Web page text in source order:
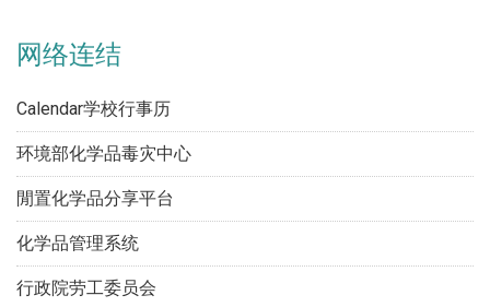
网络连结
Calendar学校行事历
环境部化学品毒灾中心
閒置化学品分享平台
化学品管理系统
行政院劳工委员会